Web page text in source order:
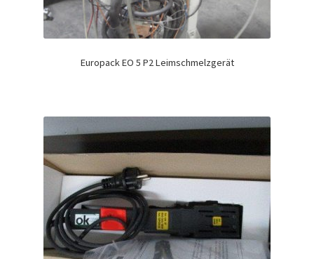
Europack EO 5 P2 Leimschmelzgerät